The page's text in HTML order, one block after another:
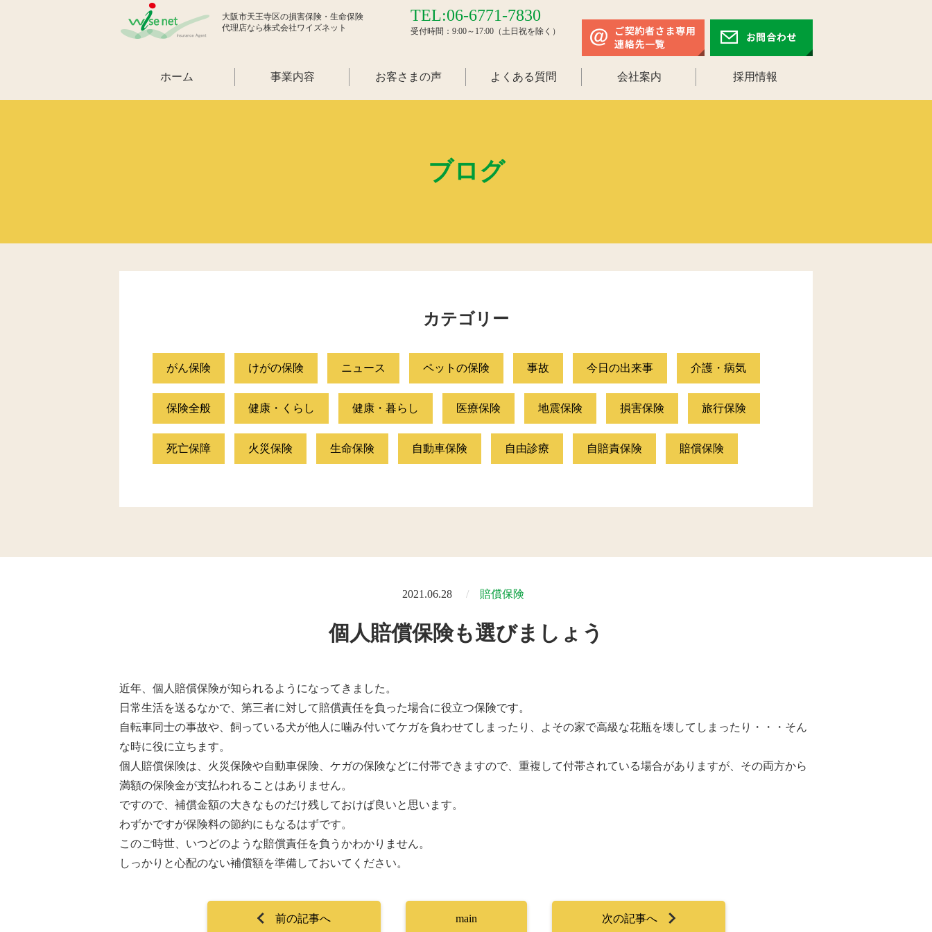
大阪市天王寺区の損害保険・生命保険
代理店なら株式会社ワイズネット
TEL:06-6771-7830
受付時間：9:00～17:00（土日祝を除く）
ホーム 事業内容 お客さまの声 よくある質問 会社案内 採用情報
ブログ
カテゴリー
がん保険 けがの保険 ニュース ペットの保険 事故 今日の出来事 介護・病気
保険全般 健康・くらし 健康・暮らし 医療保険 地震保険 損害保険 旅行保険
死亡保障 火災保険 生命保険 自動車保険 自由診療 自賠責保険 賠償保険
2021.06.28 賠償保険
個人賠償保険も選びましょう
近年、個人賠償保険が知られるようになってきました。
日常生活を送るなかで、第三者に対して賠償責任を負った場合に役立つ保険です。
自転車同士の事故や、飼っている犬が他人に噛み付いてケガを負わせてしまったり、よその家で高級な花瓶を壊してしまったり・・・そん
な時に役に立ちます。
個人賠償保険は、火災保険や自動車保険、ケガの保険などに付帯できますので、重複して付帯されている場合がありますが、その両方から
満額の保険金が支払われることはありません。
ですので、補償金額の大きなものだけ残しておけば良いと思います。
わずかですが保険料の節約にもなるはずです。
このご時世、いつどのような賠償責任を負うかわかりません。
しっかりと心配のない補償額を準備しておいてください。
前の記事へ main 次の記事へ